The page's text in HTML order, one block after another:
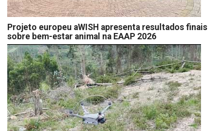
Projeto europeu aWISH apresenta resultados finais
sobre bem-estar animal na EAAP 2026